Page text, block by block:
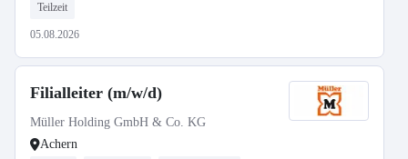
Teilzeit
05.08.2026
Filialleiter (m/w/d)
Müller Holding GmbH & Co. KG
Achern